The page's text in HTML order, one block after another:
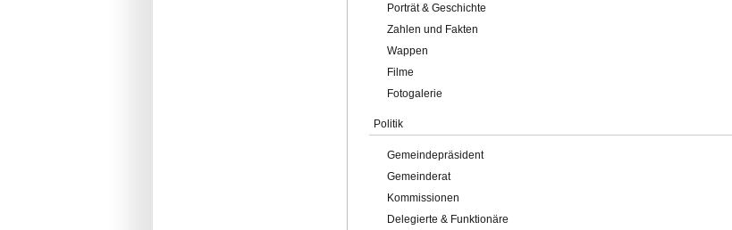
Porträt & Geschichte
Zahlen und Fakten
Wappen
Filme
Fotogalerie
Politik
Gemeindepräsident
Gemeinderat
Kommissionen
Delegierte & Funktionäre